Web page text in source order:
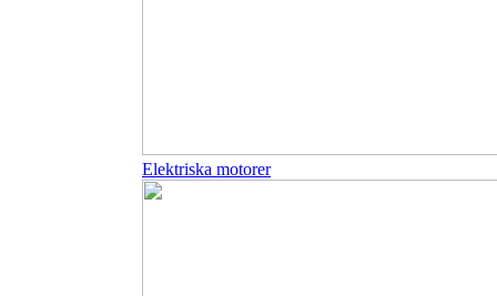
Elektriska motorer